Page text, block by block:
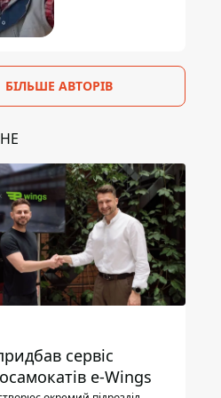
БІЛЬШЕ АВТОРІВ
сервіс
e-Wings